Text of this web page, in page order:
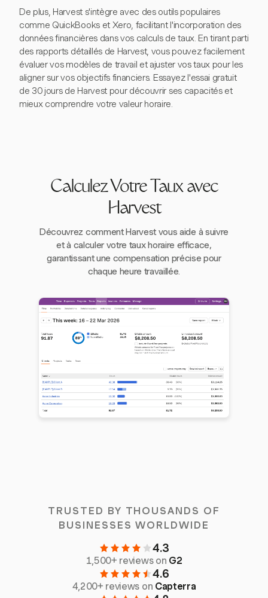
De plus, Harvest s'intègre avec des outils populaires
comme QuickBooks et Xero, facilitant l'incorporation des
données financières dans vos calculs de taux. En tirant parti
des rapports détaillés de Harvest, vous pouvez facilement
évaluer vos modèles de travail et ajuster vos taux pour les
aligner sur vos objectifs financiers. Essayez l'essai gratuit
de 30 jours de Harvest pour découvrir ses capacités et
mieux comprendre votre valeur horaire.
Calculez Votre Taux avec
Harvest
Découvrez comment Harvest vous aide à suivre
et à calculer votre taux horaire efficace,
garantissant une compensation précise pour
chaque heure travaillée.
TRUSTED BY THOUSANDS OF
BUSINESSES WORLDWIDE
4.3
1,500+ reviews on G2
4.6
4,200+ reviews on Capterra